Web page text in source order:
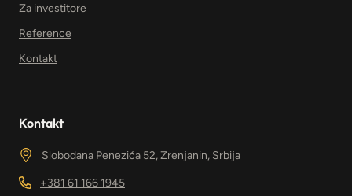
Za investitore
Reference
Kontakt
Kontakt
Slobodana Penezića 52, Zrenjanin, Srbija
+381 61 166 1945